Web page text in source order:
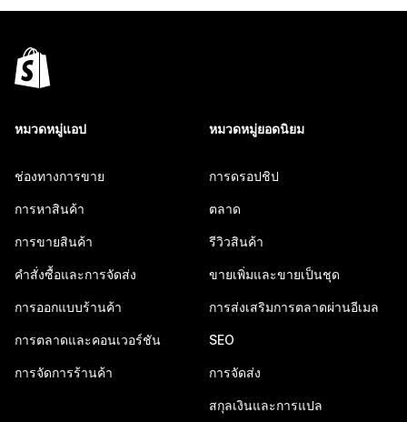
หมวดหมู่แอป
ช่องทางการขาย
การหาสินค้า
การขายสินค้า
คำสั่งซื้อและการจัดส่ง
การออกแบบร้านค้า
การตลาดและคอนเวอร์ชัน
การจัดการร้านค้า
หมวดหมู่ยอดนิยม
การดรอปชิป
ตลาด
รีวิวสินค้า
ขายเพิ่มและขายเป็นชุด
การส่งเสริมการตลาดผ่านอีเมล
SEO
การจัดส่ง
สกุลเงินและการแปล